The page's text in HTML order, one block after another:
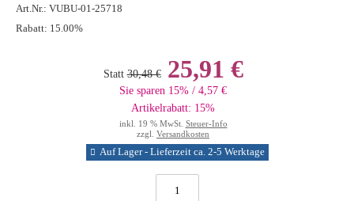
Art.Nr.: VUBU-01-25718
Rabatt: 15.00%
Statt 30,48 €25,91 €
Sie sparen 15% / 4,57 €
Artikelrabatt: 15%
inkl. 19 % MwSt. Steuer-Info
zzgl. Versandkosten
Auf Lager - Lieferzeit ca. 2-5 Werktage